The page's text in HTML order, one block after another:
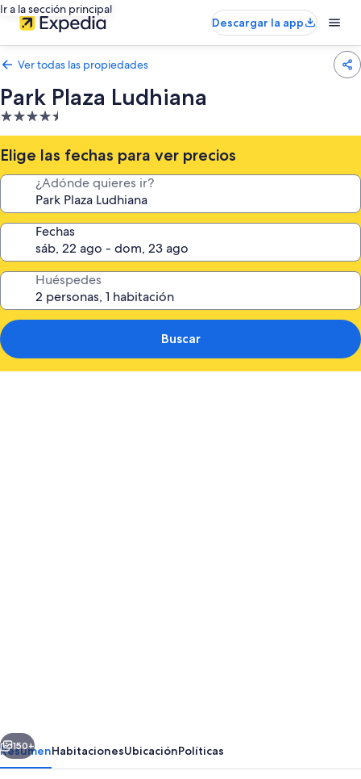
Ir a la sección principal
Descargar la app
Ver todas las propiedades
Park Plaza Ludhiana
Propiedad
de
4.5
estrellas
Elige las fechas para ver precios
¿Adónde quieres ir?
Fechas
Huéspedes
Buscar
Siguiente
150+
ResumenHabitacionesUbicaciónPolíticas